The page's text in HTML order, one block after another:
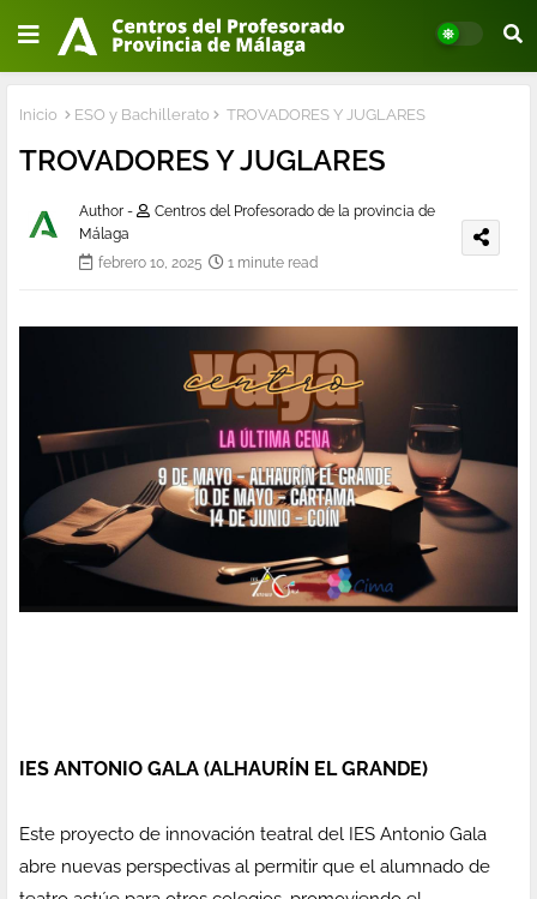
Inicio ESO y Bachillerato TROVADORES Y JUGLARES
TROVADORES Y JUGLARES
Author -
Centros del Profesorado de la provincia de
Málaga
febrero 10, 2025
1 minute read
IES ANTONIO GALA (ALHAURÍN EL GRANDE)
Este proyecto de innovación teatral del IES Antonio Gala
abre nuevas perspectivas al permitir que el alumnado de